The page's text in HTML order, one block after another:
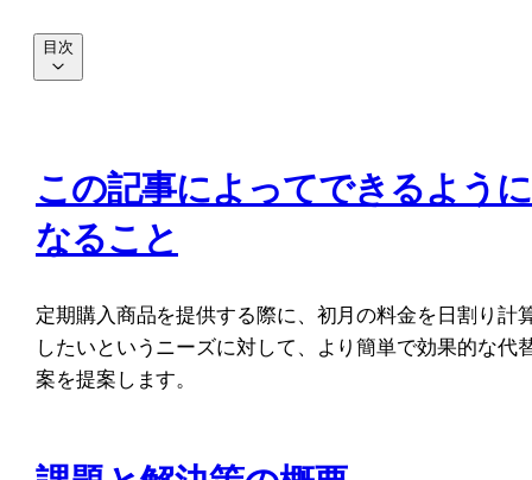
この記事によってできるように
なること
定期購入商品を提供する際に、初月の料金を日割り計
したいというニーズに対して、より簡単で効果的な代
案を提案します。
目次